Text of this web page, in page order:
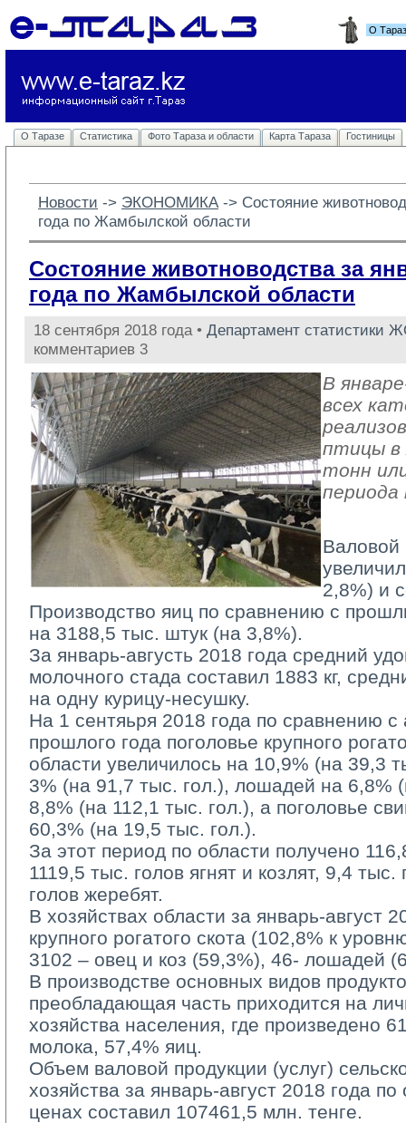
О
О Таразе Статистика Фото Тараза и области Карта Тараза Гостиницы
Новости -> ЭКОНОМИКА -> Состояние
года по Жамбылской области
Состояние животноводства за
года по Жамбылской области
18 сентября 2018 года • Департамент статистики
комментариев 3
В
всех
птицы в
тонн
периода
Валовой
2,8%) и
Производство яиц по сравнению с
на 3188,5 тыс. штук (на 3,8%).
За январь-августь 2018 года средний
молочного стада составил 1883 кг,
на одну курицу-несушку.
На 1 сентяьря 2018 года по сравнению
прошлого года поголовье крупного
области увеличилось на 10,9% (на 39,3
3% (на 91,7 тыс. гол.), лошадей на 6,8%
8,8% (на 112,1 тыс. гол.), а поголовье
60,3% (на 19,5 тыс. гол.).
За этот период по области получено
1119,5 тыс. голов ягнят и козлят, 9,4
голов жеребят.
В хозяйствах области за январь-август
крупного рогатого скота (102,8% к
3102 – овец и коз (59,3%), 46- лошадей
В производстве основных видов
преобладающая часть приходится на
хозяйства населения, где произведено
молока, 57,4% яиц.
Объем валовой продукции (услуг)
хозяйства за январь-август 2018 года
ценах составил 107461,5 млн. тенге.